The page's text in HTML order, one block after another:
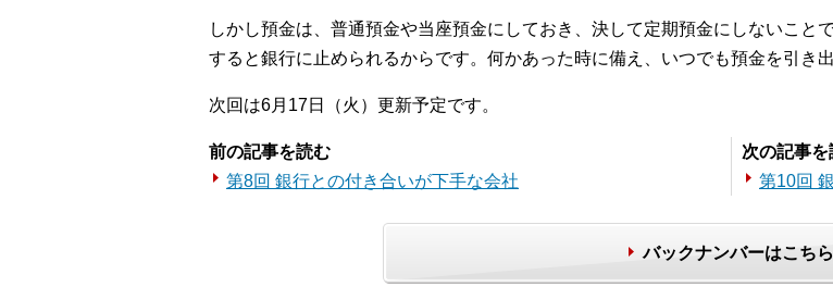
しかし預金は、普通預金や当座預金にしておき、決して定期預金にしないこと
すると銀行に止められるからです。何かあった時に備え、いつでも預金を引き
次回は6月17日（火）更新予定です。
前の記事を読む
第8回 銀行との付き合いが下手な会社
次の記事を
第10回
バックナンバーはこちら